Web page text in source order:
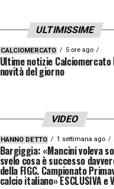
ULTIMISSIME
CALCIOMERCATO 5 ore ago
Ultime notizie
novità del giorno
VIDEO
HANNO DETTO 1 settimana ago
Bargiggia: «Mancini voleva
svelo cosa è successo
della FIGC. Campionato
calcio italiano» ESCLUSIVA e